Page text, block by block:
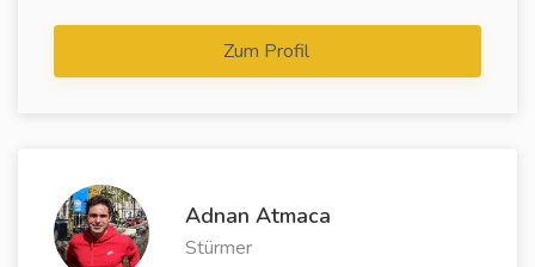
Zum Profil
Adnan Atmaca
Stürmer